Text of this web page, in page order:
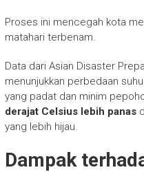
Proses ini mencegah kota
matahari terbenam.
Data dari Asian Disaster
menunjukkan perbedaan
yang padat dan minim
derajat Celsius lebih panas
yang lebih hijau.
Dampak